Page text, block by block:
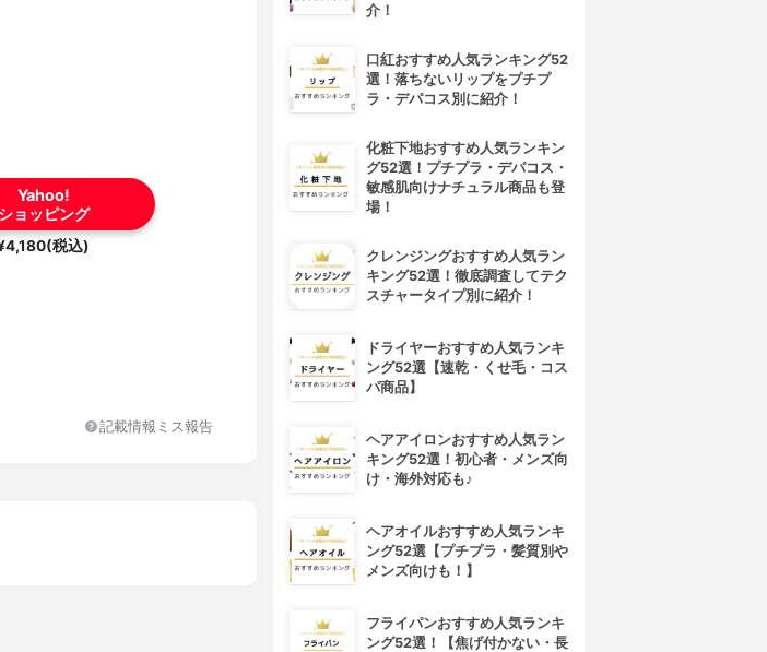
Yahoo!
ショッピング
税込)
記載情報ミス報告
介！
口紅おすすめ人気ランキング52
選！落ちないリップをプチプ
ラ・デパコス別に紹介！
化粧下地おすすめ人気ランキン
グ52選！プチプラ・デパコス・
敏感肌向けナチュラル商品も登
場！
クレンジングおすすめ人気ラン
キング52選！徹底調査してテク
スチャータイプ別に紹介！
ドライヤーおすすめ人気ランキ
ング52選【速乾・くせ毛・コス
パ商品】
ヘアアイロンおすすめ人気ラン
キング52選！初心者・メンズ向
け・海外対応も♪
ヘアオイルおすすめ人気ランキ
ング52選【プチプラ・髪質別や
メンズ向けも！】
フライパンおすすめ人気ランキ
ング52選！【焦げ付かない・長